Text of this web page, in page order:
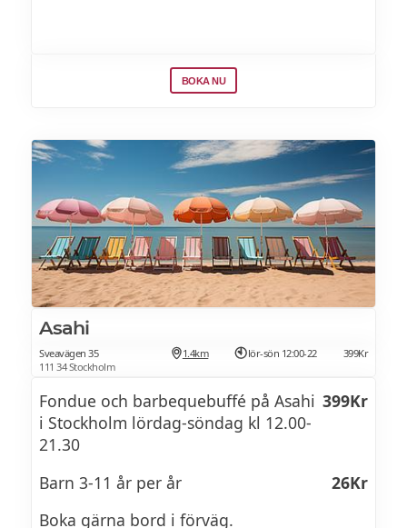
BOKA NU
Asahi
Sveavägen 35
111 34 Stockholm
1.4km lör-sön 12:00-22 399Kr
Fondue och barbequebuffé på Asahi
i Stockholm lördag-söndag kl 12.00-
21.30
399Kr
Barn 3-11 år per år
26Kr
Boka gärna bord i förväg.